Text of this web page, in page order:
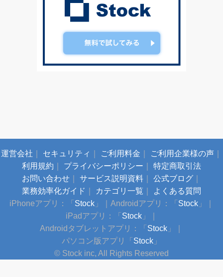
運営会社 セキュリティ ご利用料金 ご利用企業様の声
利用規約
プライバシーポリシー
特定商取引法
お問い合わせ
サービス説明資料 公式ブログ
業務効率化ガイド
カテゴリ一覧
よくある質問
iPhoneアプリ：「 Stock」 Androidアプリ：「 Stock」
iPadアプリ：「 Stock」
Androidタブレットアプリ：「 Stock 」
パソコン版アプリ「 Stock 」
© Stock inc, All Rights Reserved